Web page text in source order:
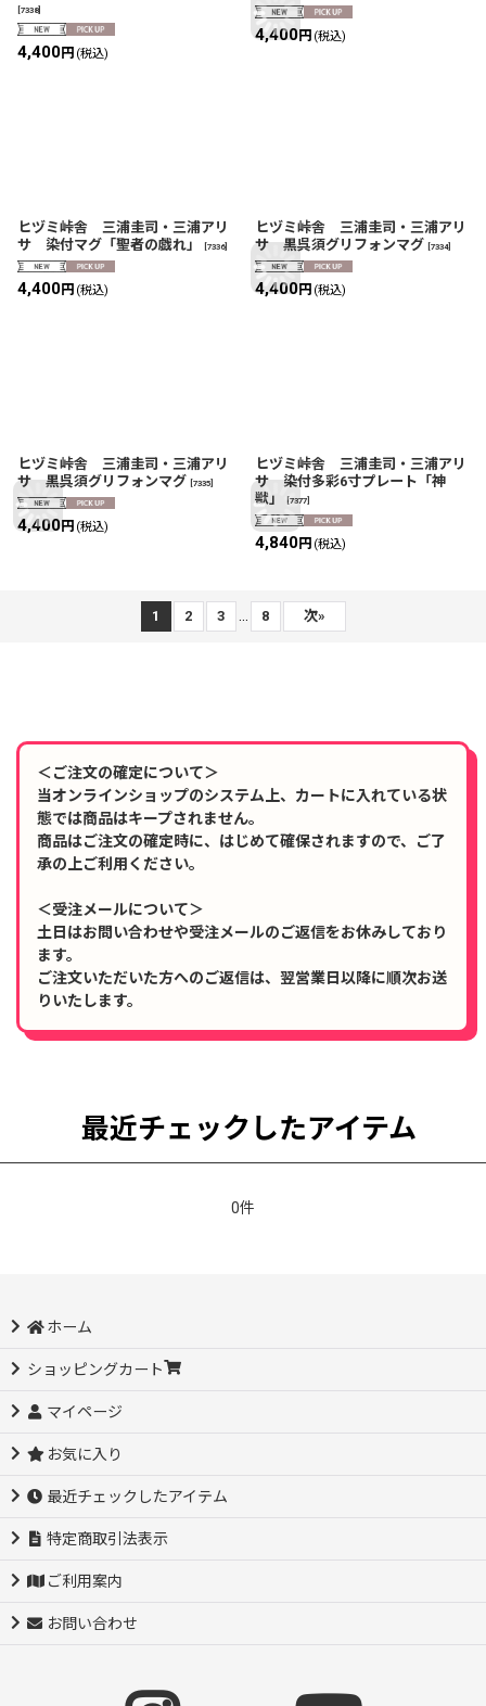
[7338]
4,400円 (税込)
4,400円 (税込)
ヒヅミ峠舎 三浦圭司・三浦アリ
サ 染付マグ「聖者の戯れ」
7336]
4,400円 (税込)
ヒヅミ峠舎 三浦圭司・三浦アリ
サ 黒呉須グリフォンマグ
7334]
4,400円 (税込)
ヒヅミ峠舎 三浦圭司・三浦アリ
サ 黒呉須グリフォンマグ
7335
4,400円 (税込)
ヒヅミ峠舎 三浦圭司・三浦アリ
サ 染付多彩6寸プレート「神
獣」
[7377
4,840円 (税込)
1 2 3 8 次»
＜ご注文の確定について＞
当オンラインショップのシステム上、カートに入れている状
態では商品はキープされません。
商品はご注文の確定時に、はじめて確保されますので、ご了
承の上ご利用ください。
＜受注メールについて＞
土日はお問い合わせや受注メールのご返信をお休みしており
ます。
ご注文いただいた方へのご返信は、翌営業日以降に順次お送
りいたします。
最近チェックしたアイテム
0件
ホーム
ショッピングカート
マイページ
お気に入り
最近チェックしたアイテム
特定商取引法表示
ご利用案内
お問い合わせ